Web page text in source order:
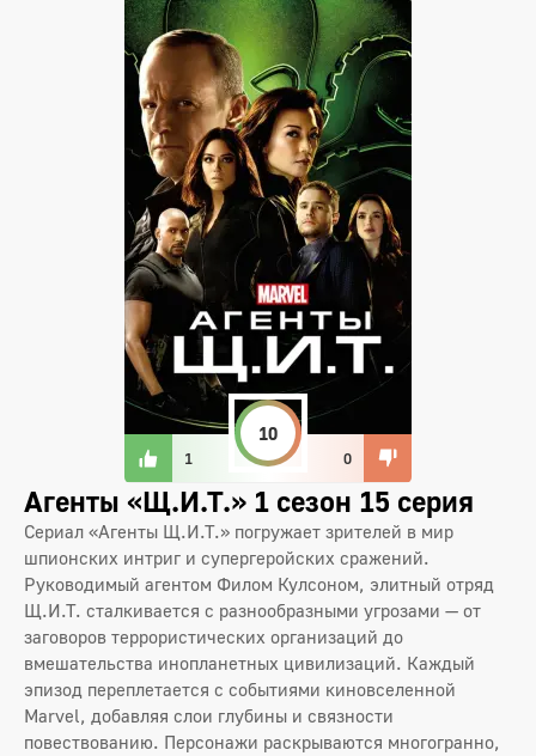
1
10
0
Агенты «Щ.И.Т.» 1 сезон 15 серия
Сериал «Агенты Щ.И.Т.» погружает зрителей в мир
шпионских интриг и супергеройских сражений.
Руководимый агентом Филом Кулсоном, элитный отряд
Щ.И.Т. сталкивается с разнообразными угрозами — от
заговоров террористических организаций до
вмешательства инопланетных цивилизаций. Каждый
эпизод переплетается с событиями киновселенной
Marvel, добавляя слои глубины и связности
повествованию. Персонажи раскрываются многогранно,